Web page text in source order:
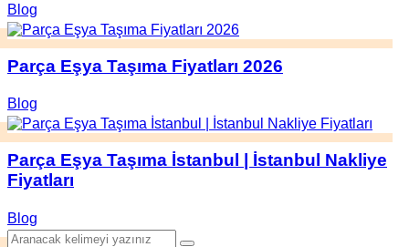
Blog
Parça Eşya Taşıma Fiyatları 2026
Blog
Parça Eşya Taşıma İstanbul | İstanbul Nakliye
Fiyatları
Blog